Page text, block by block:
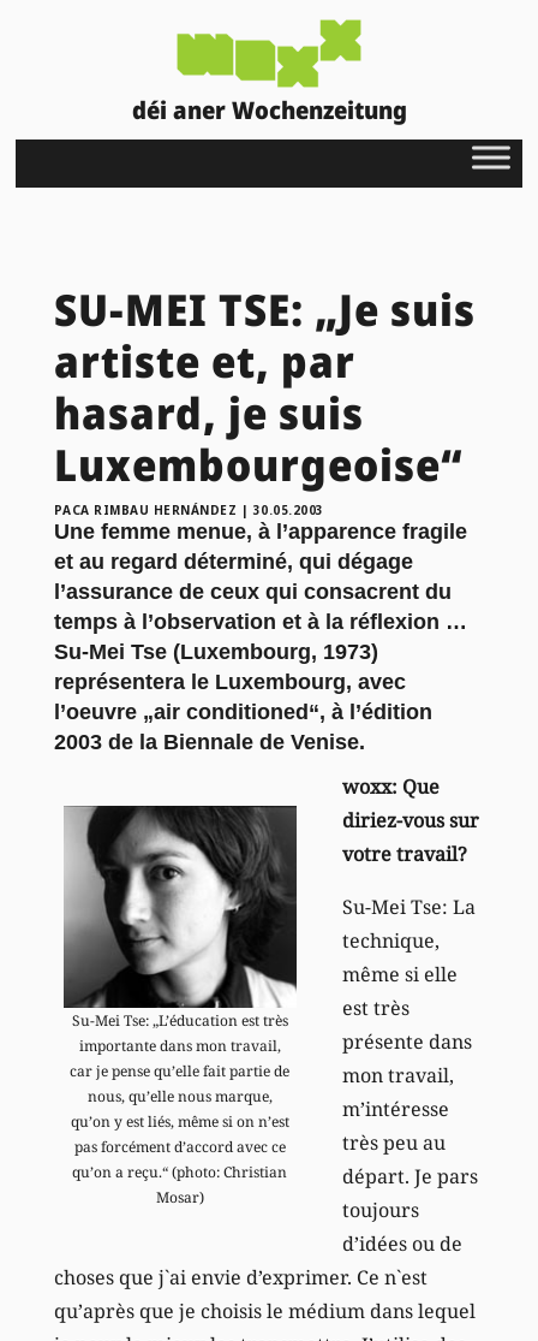
déi aner Wochenzeitung
SU-MEI TSE: „Je suis
artiste et, par
hasard, je suis
Luxembourgeoise“
PACA RIMBAU HERNÁNDEZ | 30.05.2003
Une femme menue, à l’apparence fragile
et au regard déterminé, qui dégage
l’assurance de ceux qui consacrent du
temps à l’observation et à la réflexion …
Su-Mei Tse (Luxembourg, 1973)
représentera le Luxembourg, avec
l’oeuvre „air conditioned“, à l’édition
2003 de la Biennale de Venise.
Su-Mei Tse: „L’éducation est très
importante dans mon travail,
car je pense qu’elle fait partie de
nous, qu’elle nous marque,
qu’on y est liés, même si on n’est
pas forcément d’accord avec ce
qu’on a reçu.“ (photo: Christian
Mosar)
woxx: Que
diriez-vous sur
votre travail?
Su-Mei Tse: La
technique,
même si elle
est très
présente dans
mon travail,
m’intéresse
très peu au
départ. Je pars
toujours
d’idées ou de
choses que j`ai envie d’exprimer. Ce n`est
qu’après que je choisis le médium dans lequel